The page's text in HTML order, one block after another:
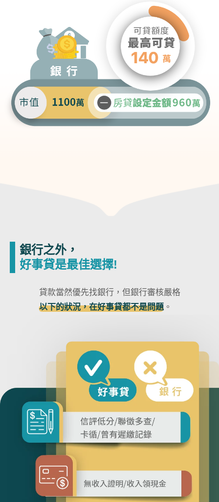
銀行之外，
好事貸是最佳選擇!
貸款當然優先找銀行，但銀行審核嚴格
以下的狀況，在好事貸都不是問題。